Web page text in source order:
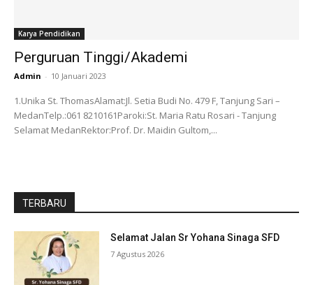
Karya Pendidikan
Perguruan Tinggi/Akademi
Admin - 10 Januari 2023
1.Unika St. ThomasAlamat:Jl. Setia Budi No. 479 F, Tanjung Sari –
MedanTelp.:061 8210161Paroki:St. Maria Ratu Rosari - Tanjung
Selamat MedanRektor:Prof. Dr. Maidin Gultom,...
TERBARU
Selamat Jalan Sr Yohana Sinaga SFD
7 Agustus 2026